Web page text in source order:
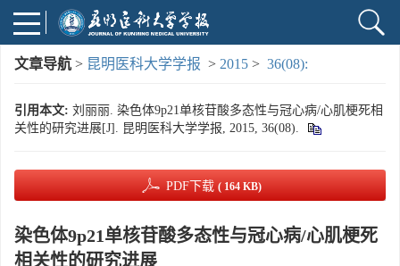
文章导航 > 昆明医科大学学报 > 2015 > 36(08):
引用本文: 刘丽丽. 染色体9p21单核苷酸多态性与冠心病/心肌梗死相
关性的研究进展[J]. 昆明医科大学学报, 2015, 36(08).
PDF下载 ( 164 KB)
染色体9p21单核苷酸多态性与冠心病/心肌梗死
相关性的研究进展